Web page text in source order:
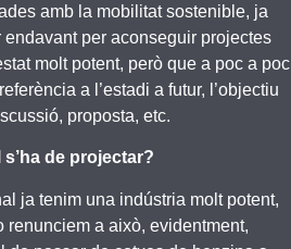
amb la mobilitat sostenible, ja
per aconseguir projectes
molt potent, però que a poc a poc
a l’estadi a futur, l’objectiu
proposta, etc.
de projectar?
ja tenim una indústria molt potent,
renunciem a això, evidentment,